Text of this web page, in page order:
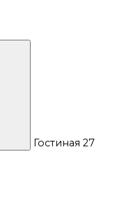
Гостиная 27